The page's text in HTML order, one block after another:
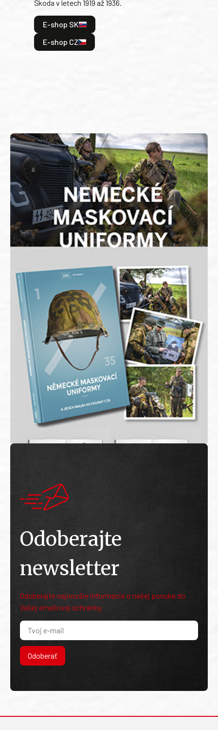
Škoda v letech 1919 až 1936.
E-shop SK
E-shop CZ
Odoberajte
newsletter
Odoberajte najnovšie informácie o našej ponuke do
Vašej emailovej schránky.
Odoberať